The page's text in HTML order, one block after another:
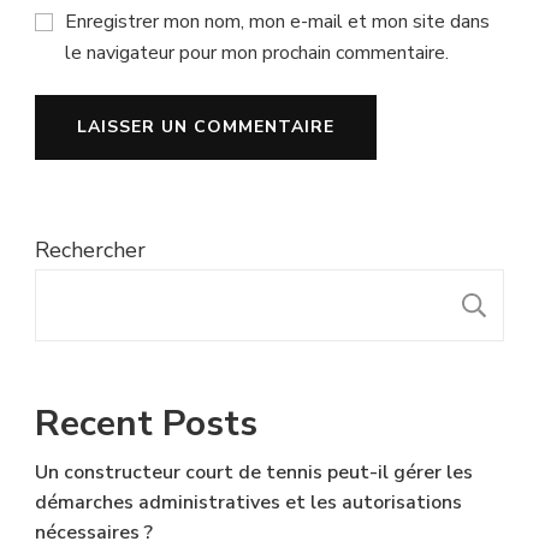
Enregistrer mon nom, mon e-mail et mon site dans
le navigateur pour mon prochain commentaire.
Rechercher
Recent Posts
Un constructeur court de tennis peut-il gérer les
démarches administratives et les autorisations
nécessaires ?